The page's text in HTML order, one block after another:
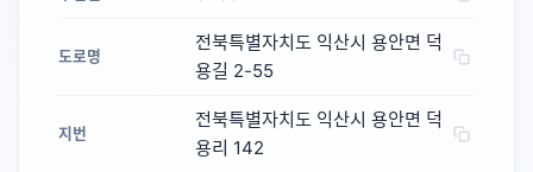
도로명
전북특별자치도 익산시 용안면 덕
용길 2-55
지번
전북특별자치도 익산시 용안면 덕
용리 142